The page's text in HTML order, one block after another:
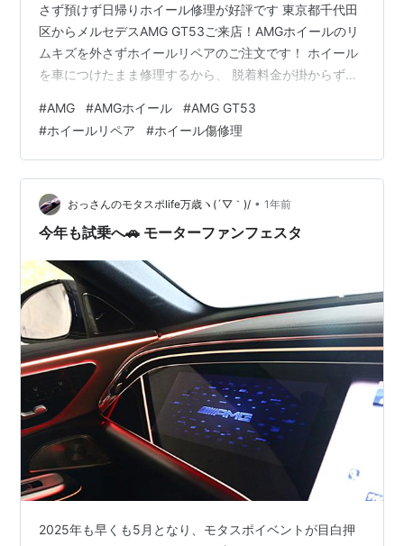
さず預けず日帰りホイール修理が好評です 東京都千代田
区からメルセデスAMG GT53ご来店！AMGホイールのリ
ムキズを外さずホイールリペアのご注文です！ ホイール
を車につけたまま修理するから、 脱着料金が掛からず安
を外さずホイール修理 AMGなどの高級車にはダイヤカッ
トポリッシュ（切削光輝）タイプのホイールが多いで
す。 その修理は、タイヤやエアバルブを外して傷にアル
ミを溶接してから旋盤機械加工を全面やり直す工法と、
（ホイールからタイヤを脱着・バランス調整の費用も）
専用パテで傷を整形…
#AMG #AMGホイール #AMG GT53
#ホイールリペア #ホイール傷修理
おっさんのモタスポlife万歳ヽ(´▽｀)/ • 1年前
今年も試乗へ🚗 モーターファンフェスタ
2025年も早くも5月となり、モタスポイベントが目白押